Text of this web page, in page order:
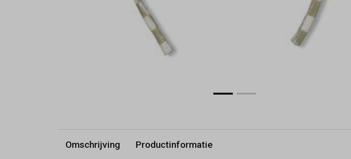
Omschrijving Productinformatie